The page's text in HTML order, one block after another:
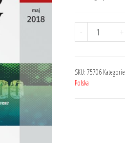
wynosiła:
-
ilość
Przegląd
-
Nr
+
SKU: 75706
Polska